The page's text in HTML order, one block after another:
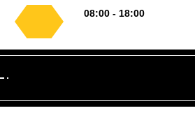
08:00 - 18:00
for: